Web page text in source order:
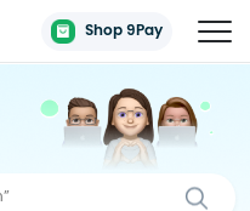
Shop 9Pay